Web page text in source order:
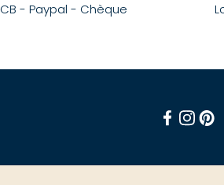
CB - Paypal - Chèque